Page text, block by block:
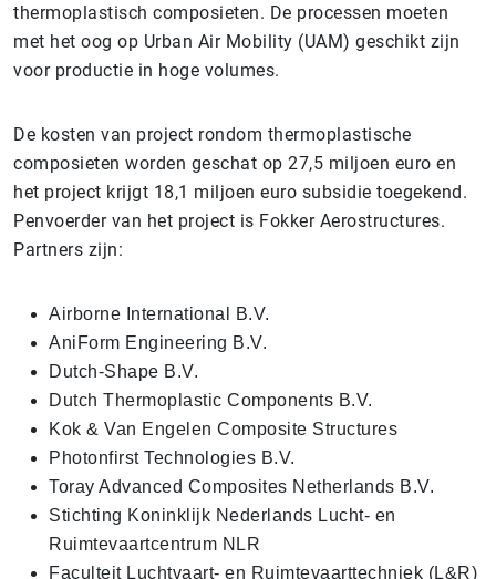
thermoplastisch composieten. De processen moeten
met het oog op Urban Air Mobility (UAM) geschikt zijn
voor productie in hoge volumes.
De kosten van project rondom thermoplastische
composieten worden geschat op 27,5 miljoen euro en
het project krijgt 18,1 miljoen euro subsidie toegekend.
Penvoerder van het project is Fokker Aerostructures.
Partners zijn:
Airborne International B.V.
AniForm Engineering B.V.
Dutch-Shape B.V.
Dutch Thermoplastic Components B.V.
Kok & Van Engelen Composite Structures
Photonfirst Technologies B.V.
Toray Advanced Composites Netherlands B.V.
Stichting Koninklijk Nederlands Lucht- en
Ruimtevaartcentrum NLR
Faculteit Luchtvaart- en Ruimtevaarttechniek (L&R)